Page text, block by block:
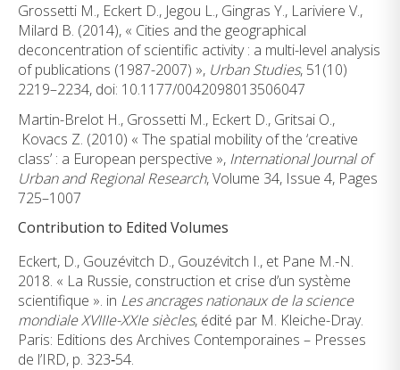
Grossetti M., Eckert D., Jegou L., Gingras Y., Lariviere V.,
Milard B. (2014), « Cities and the geographical
deconcentration of scientific activity : a multi-level analysis
of publications (1987-2007) », Urban Studies, 51(10)
2219–2234, doi: 10.1177/0042098013506047
Martin-Brelot H., Grossetti M., Eckert D., Gritsai O.,
Kovacs Z. (2010) « The spatial mobility of the ‘creative
class’ : a European perspective », International Journal of
Urban and Regional Research, Volume 34, Issue 4, Pages
725–1007
Contribution to Edited Volumes
Eckert, D., Gouzévitch D., Gouzévitch I., et Pane M.-N.
2018. « La Russie, construction et crise d’un système
scientifique ». in Les ancrages nationaux de la science
mondiale XVIIIe-XXIe siècles, édité par M. Kleiche-Dray.
Paris: Editions des Archives Contemporaines – Presses
de l’IRD, p. 323‑54.